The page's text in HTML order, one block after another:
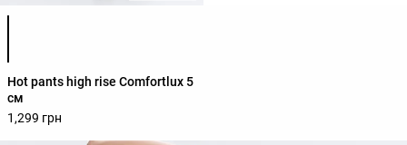
Hot pants high rise Comfortlux 5
см
1,299 грн